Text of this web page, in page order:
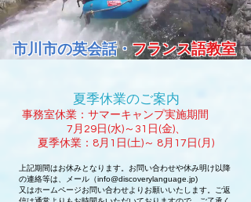
市川市の英会話・フランス語教室
夏季休業のご案内
事務室休業：サマーキャンプ実施期間
7月29日(水)～31日(金)、
夏季休業：8月1日(土)～ 8月17日(月)
上記期間はお休みとなります。 お問い合わせや休み明け以降
の連絡等は、メール（info@discoverylanguage.jp)
又はホームページお問い合わせよりお願いいたします。
ご返